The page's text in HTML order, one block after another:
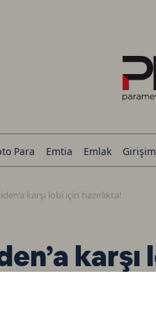
Para Emtia Emlak Girişim
karşı lobi için hazırlıkta!